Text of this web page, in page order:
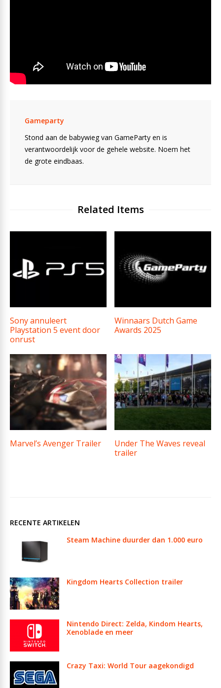
Gameparty
Stond aan de babywieg van GameParty en is
verantwoordelijk voor de gehele website. Noem het
de grote eindbaas.
Related Items
Sony annuleert
Playstation 5 event door
onrust
Winnaars Dutch Game
Awards 2025
Marvel’s Avenger Trailer
Under The Waves reveal
trailer
RECENTE ARTIKELEN
Steam Machine duurder dan 1.000 euro
Kingdom Hearts Collection trailer
Nintendo Direct: Zelda, Kindom Hearts,
Xenoblade en meer
Crazy Taxi: World Tour aagekondigd